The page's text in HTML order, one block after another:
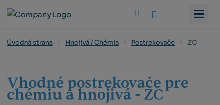
Úvodná strana Hnojivá / Chémia Postrekovače ZC
Vhodné postrekovače pre
chémiu a hnojivá - ZC